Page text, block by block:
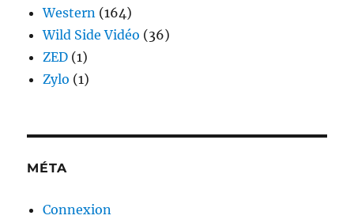
Western (164)
Wild Side Vidéo (36)
ZED (1)
Zylo (1)
MÉTA
Connexion